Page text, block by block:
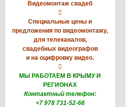
Видеомонтаж свадеб

Специальные цены и
предложения по видеомонтажу,
для телеканалов,
свадебных видеографов
и на оцифровку видео.

МЫ РАБОТАЕМ В КРЫМУ И
РЕГИОНАХ
Контактный телефон:
+7 978 731-52-66